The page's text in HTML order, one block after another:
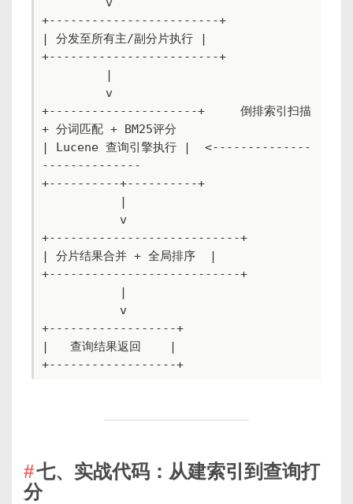
+------------------------+
| 分发至所有主/副分片执行 |
+------------------------+
+---------------------+     倒排索引扫描
+ 分词匹配 + BM25评分
| Lucene 查询引擎执行 |  <--------------
--------------
+----------+----------+
+---------------------------+
| 分片结果合并 + 全局排序  |
+---------------------------+
+------------------+
|   查询结果返回    |
+------------------+
七、实战代码：从建索引到查询打
分